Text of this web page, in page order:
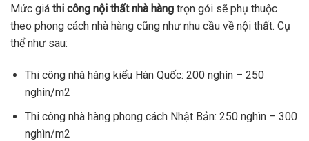
Mức giá thi công nội thất nhà hàng trọn gói sẽ phụ thuộc
theo phong cách nhà hàng cũng như nhu cầu về nội thất. Cụ
thể như sau:
Thi công nhà hàng kiểu Hàn Quốc: 200 nghìn – 250
nghìn/m2
Thi công nhà hàng phong cách Nhật Bản: 250 nghìn – 300
nghìn/m2